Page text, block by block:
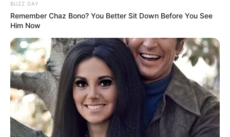
BUZZ DAY
Remember Chaz Bono? You Better Sit Down Before You See
Him Now